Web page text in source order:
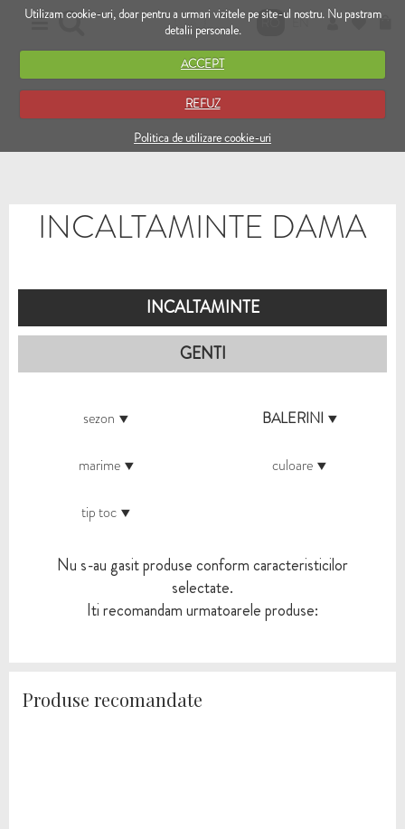
Utilizam cookie-uri, doar pentru a urmari vizitele pe site-ul nostru. Nu pastram
detalii personale.
ACCEPT
REFUZ
Politica de utilizare cookie-uri
RO EN
INCALTAMINTE DAMA
INCALTAMINTE
GENTI
sezon BALERINI
marime culoare
tip toc
Nu s-au gasit produse conform caracteristicilor
selectate.
Iti recomandam urmatoarele produse:
Produse recomandate